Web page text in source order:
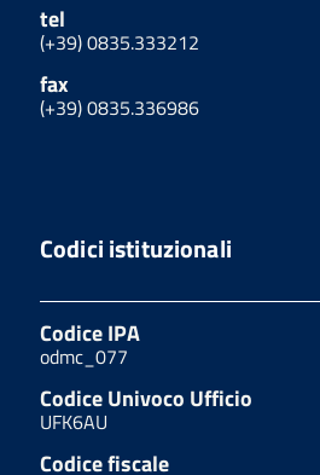
tel
(+39) 0835.333212
fax
(+39) 0835.336986
Codici istituzionali
Codice IPA
odmc_077
Codice Univoco Ufficio
UFK6AU
Codice fiscale